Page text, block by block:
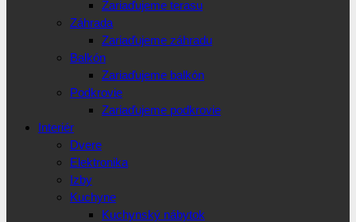
Zariaďujeme terasu
Záhrada
Zariaďujeme záhradu
Balkón
Zariaďujeme balkón
Podkrovie
Zariaďujeme podkrovie
Interiér
Dvere
Elektronika
Izby
Kuchyne
Kuchynský nábytok